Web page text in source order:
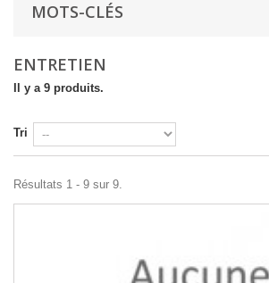
MOTS-CLÉS
ENTRETIEN
Il y a 9 produits.
Tri
Résultats 1 - 9 sur 9.